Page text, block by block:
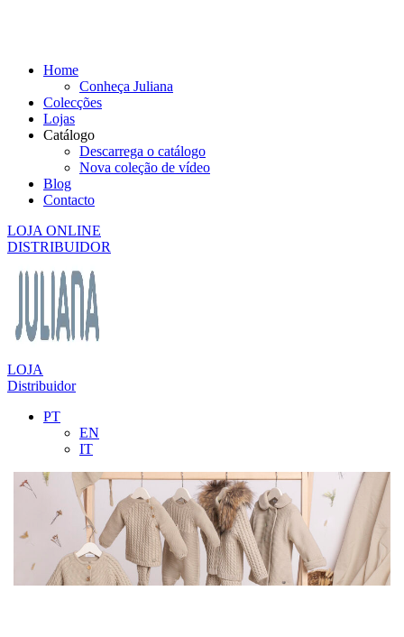
Home
Conheça Juliana
Colecções
Lojas
Catálogo
Descarrega o catálogo
Nova coleção de vídeo
Blog
Contacto
LOJA ONLINE
DISTRIBUIDOR
LOJA
Distribuidor
PT
EN
IT